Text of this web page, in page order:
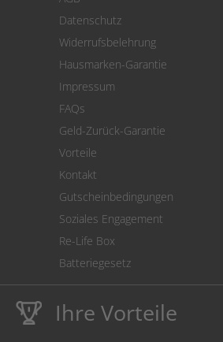
Cookie Einstellungen
Datenschutz
Widerrufsbelehrung
Hausmarken-Garantie
Impressum
FAQs
Geld-Zurück-Garantie
Vorteile
Kontakt
Gutscheinbedingungen
Soziales Engagement
Re-Life Box
Batteriegesetz
Ihre Vorteile